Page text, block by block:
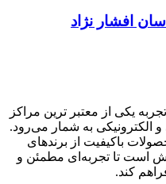
یکی از معتبر ترین مراکز
الکترونیکی به شمار می‌رود.
باکیفیت از برندهای
است تا تجربه‌ای مطمئن و
کند.